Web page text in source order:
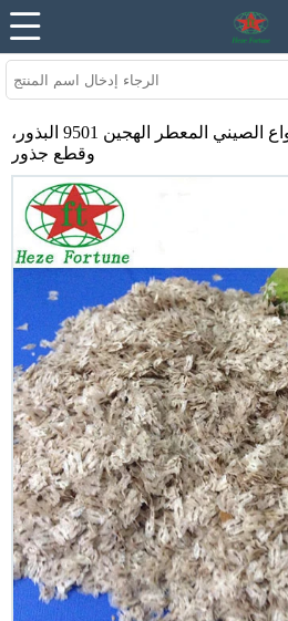
النمو السريع أفضل الأنواع الصيني المعطر الهجين 9501 البذور،
وقطع جذور